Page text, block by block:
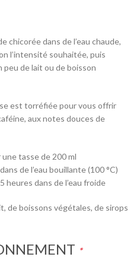
chicorée dans de l’eau chaude,
l’intensité souhaitée, puis
peu de lait ou de boisson
est torréfiée pour vous offrir
aux notes douces de
tasse de 200 ml
de l’eau bouillante (100 °C)
heures dans de l’eau froide
de boissons végétales, de sirops
*